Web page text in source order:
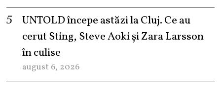
UNTOLD începe astăzi la Cluj. Ce au
cerut Sting, Steve Aoki și Zara Larsson
în culise
august 6, 2026